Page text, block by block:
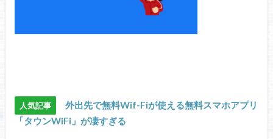
人気記事
外出先で無料Wif-Fiが使える無料スマホアプリ
「タウンWiFi」が凄すぎる